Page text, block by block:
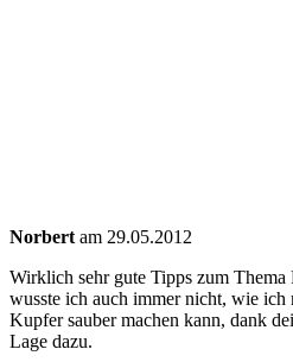
Norbert am 29.05.2012
Wirklich sehr gute Tipps zum
wusste ich auch immer nicht, wie ich
Kupfer sauber machen kann, dank
Lage dazu.